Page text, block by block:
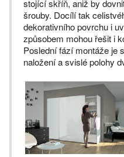
stojící skříň, aniž by
šrouby. Docílí tak
dekorativního povrchu i
způsobem mohou řešit i
Poslední fází montáže je
naložení a svislé polohy